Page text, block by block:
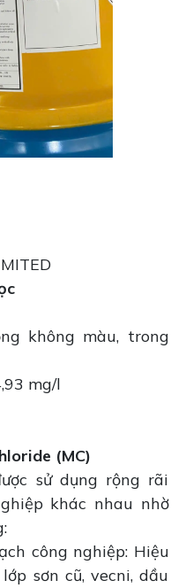
không màu, trong
mg/l
(MC)
sử dụng rộng rãi
khác nhau nhờ
công nghiệp: Hiệu
sơn cũ, vecni, dầu